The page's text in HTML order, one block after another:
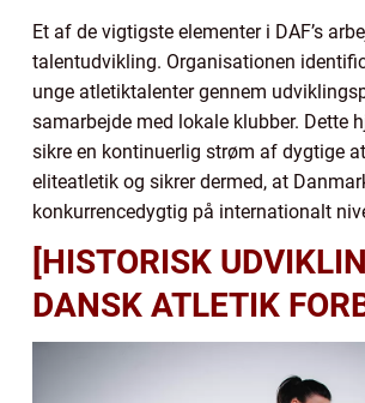
Et af de vigtigste elementer i DAF’s
talentudvikling. Organisationen
unge atletiktalenter gennem
samarbejde med lokale klubber. Dette
sikre en kontinuerlig strøm af dygtige
eliteatletik og sikrer dermed, at
konkurrencedygtig på internationalt
[HISTORISK
DANSK ATLETIK